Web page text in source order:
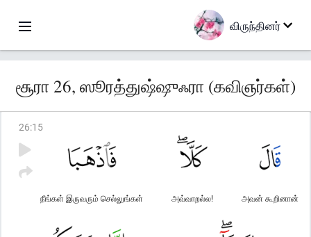
விருந்தினர்
சூரா 26, ஸூரத்துஷ்ஷுஃரா (கவிஞர்கள்)
26:15
அவன் கூறினான்
அவ்வாறல்ல!
நீங்கள் இருவரும் செல்லுங்கள்